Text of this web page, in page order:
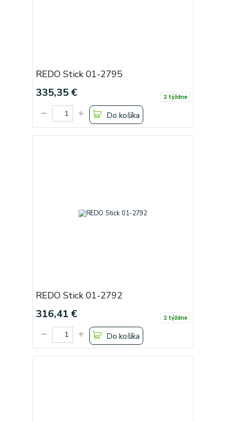
REDO Stick 01-2795
335,35 € 2 týždne
Do košíka
REDO Stick 01-2792
316,41 € 2 týždne
Do košíka